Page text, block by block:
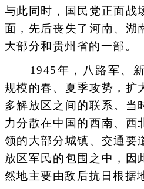
与此同时，国民党正面战
面，先后丧失了河南、湖
大部分和贵州省的一部。
1945年，八路军、新
规模的春、夏季攻势，扩
多解放区之间的联系。当
力分散在中国的西南、西
领的大部分城镇、交通要
放区军民的包围之中，因
然地主要由敌后抗日根据